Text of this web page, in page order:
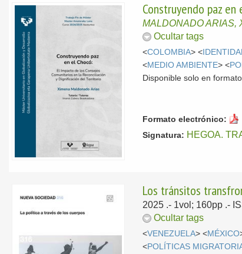
Construyendo paz
MALDONADO ARIAS,
Ocultar tags
<COLOMBIA> <
<MEDIO AMBIENTE> <
Disponible solo en
Formato electrónico:
Signatura: HEGOA.
Los tránsitos
2025 .- 1vol; 160pp .-
Ocultar tags
<VENEZUELA> <MÉXICO
<POLÍTICAS